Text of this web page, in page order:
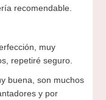
recomendable.
muy
repetiré seguro.
buena, son muchos
y por